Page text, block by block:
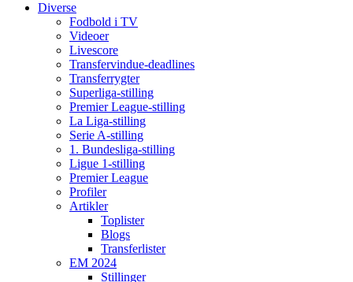
Diverse
Fodbold i TV
Videoer
Livescore
Transfervindue-deadlines
Transferrygter
Superliga-stilling
Premier League-stilling
La Liga-stilling
Serie A-stilling
1. Bundesliga-stilling
Ligue 1-stilling
Premier League
Profiler
Artikler
Toplister
Blogs
Transferlister
EM 2024
Stillinger